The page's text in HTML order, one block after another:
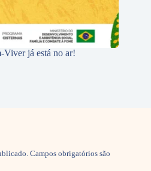
Viver já está no ar!
Campos obrigatórios são